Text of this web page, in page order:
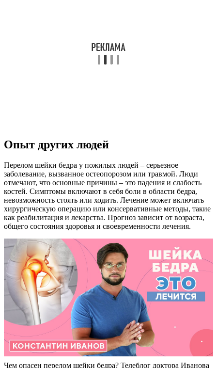
Опыт других людей
Перелом шейки бедра у пожилых людей – серьезное
заболевание, вызванное остеопорозом или травмой. Люди
отмечают, что основные причины – это падения и слабость
костей. Симптомы включают в себя боли в области бедра,
невозможность стоять или ходить. Лечение может включать
хирургическую операцию или консервативные методы, такие
как реабилитация и лекарства. Прогноз зависит от возраста,
общего состояния здоровья и своевременности лечения.
Чем опасен перелом шейки бедра? Телеблог доктора Иванова